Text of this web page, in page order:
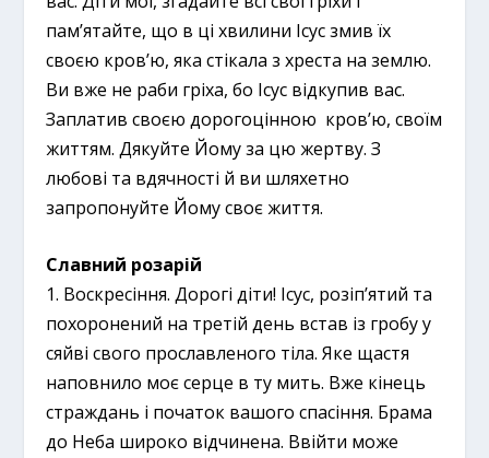
пам’ятайте, що в ці хвилини Ісус змив їх
своєю кров’ю, яка стікала з хреста на землю.
Ви вже не раби гріха, бо Ісус відкупив вас.
Заплатив своєю дорогоцінною кров’ю, своїм
життям. Дякуйте Йому за цю жертву. З
любові та вдячності й ви шляхетно
запропонуйте Йому своє життя.
Славний розарій
1. Воскресіння. Дорогі діти! Ісус, розіп’ятий та
похоронений на третій день встав із гробу у
сяйві свого прославленого тіла. Яке щастя
наповнило моє серце в ту мить. Вже кінець
страждань і початок вашого спасіння. Брама
до Неба широко відчинена. Ввійти може